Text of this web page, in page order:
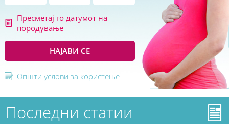
Пресметај го датумот на
породување
НАЈАВИ СЕ
Општи услови за користење
Последни статии